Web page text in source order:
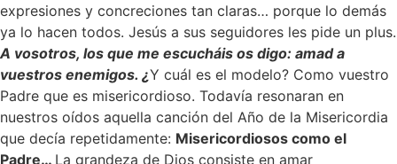
expresiones y concreciones tan claras… porque lo demás
ya lo hacen todos. Jesús a sus seguidores les pide un plus.
A vosotros, los que me escucháis os digo: amad a
vuestros enemigos. ¿Y cuál es el modelo? Como vuestro
Padre que es misericordioso. Todavía resonaran en
nuestros oídos aquella canción del Año de la Misericordia
que decía repetidamente: Misericordiosos como el
Padre… La grandeza de Dios consiste en amar